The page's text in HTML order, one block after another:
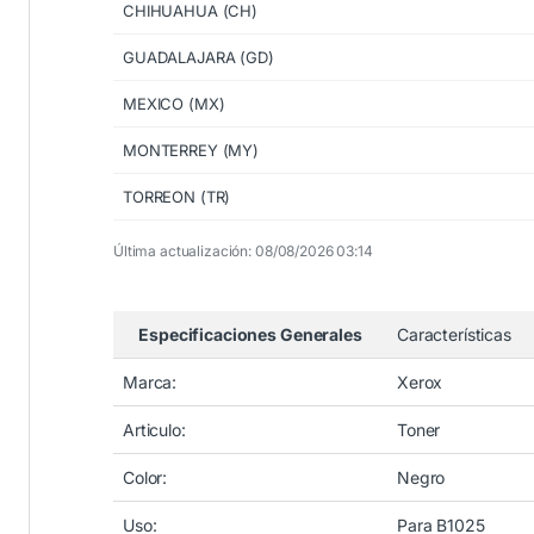
CHIHUAHUA (CH)
GUADALAJARA (GD)
MEXICO (MX)
MONTERREY (MY)
TORREON (TR)
Última actualización: 08/08/2026 03:14
Especificaciones Generales Características
Marca: Xerox
Articulo: Toner
Color: Negro
Uso: Para B1025